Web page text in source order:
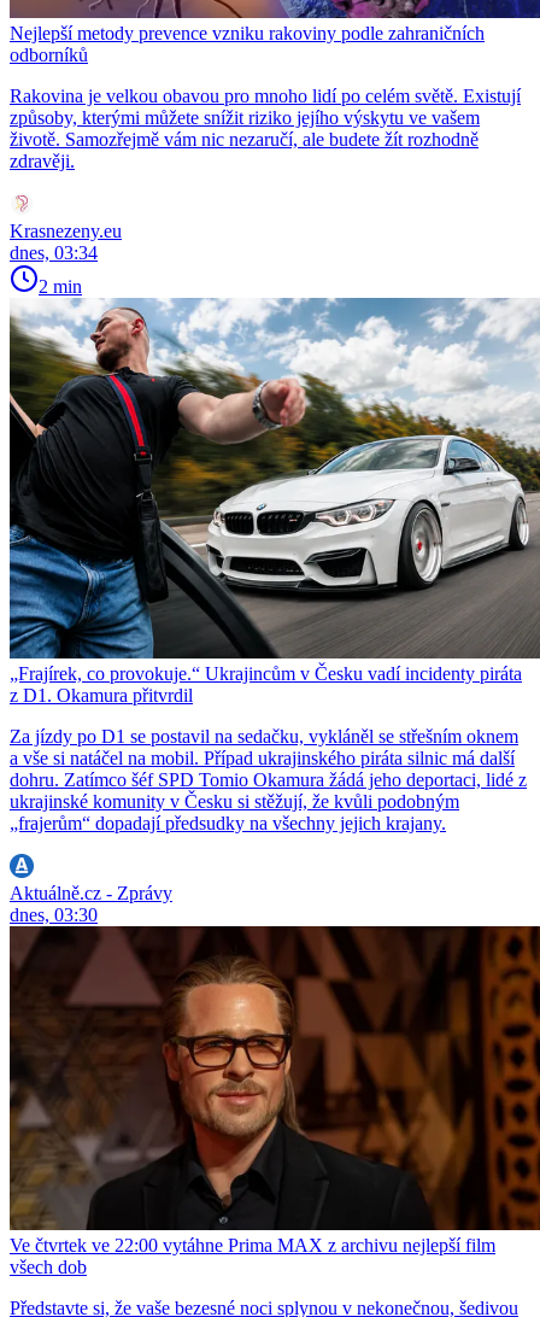
Nejlepší metody prevence vzniku rakoviny podle zahraničních
odborníků
Rakovina je velkou obavou pro mnoho lidí po celém světě. Existují
způsoby, kterými můžete snížit riziko jejího výskytu ve vašem
životě. Samozřejmě vám nic nezaručí, ale budete žít rozhodně
zdravěji.
Krasnezeny.eu
dnes, 03:34
2 min
„Frajírek, co provokuje.“ Ukrajincům v Česku vadí incidenty piráta
z D1. Okamura přitvrdil
Za jízdy po D1 se postavil na sedačku, vykláněl se střešním oknem
a vše si natáčel na mobil. Případ ukrajinského piráta silnic má další
dohru. Zatímco šéf SPD Tomio Okamura žádá jeho deportaci, lidé z
ukrajinské komunity v Česku si stěžují, že kvůli podobným
„frajerům“ dopadají předsudky na všechny jejich krajany.
Aktuálně.cz - Zprávy
dnes, 03:30
Ve čtvrtek ve 22:00 vytáhne Prima MAX z archivu nejlepší film
všech dob
Představte si, že vaše bezesné noci splynou v nekonečnou, šedivou